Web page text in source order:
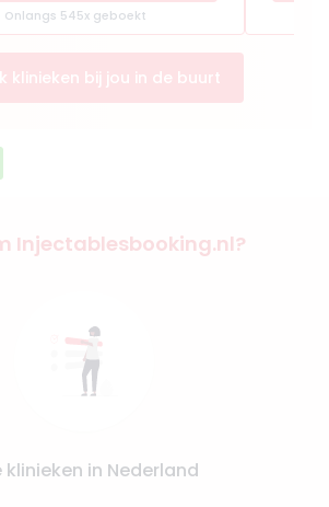
Onlangs 545x geboekt
klinieken bij jou in de buurt
Injectablesbooking.nl?
klinieken in Nederland